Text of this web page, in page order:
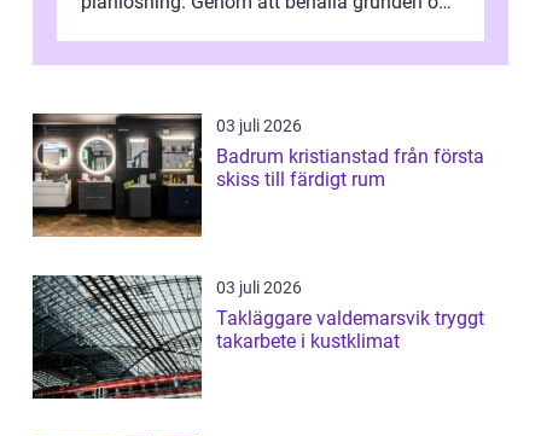
03 juli 2026
Badrum kristianstad från första
skiss till färdigt rum
03 juli 2026
Takläggare valdemarsvik tryggt
takarbete i kustklimat